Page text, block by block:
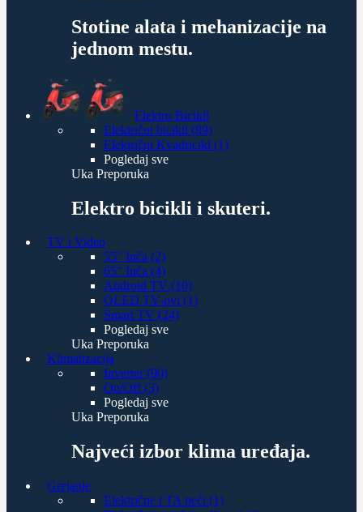
Stotine alata i mehanizacije na
jednom mestu.
Elektro Bicikli
Električni bicikli (89)
Električni Kvadricikl (1)
Pogledaj sve
Uka Preporuka
Elektro bicikli i skuteri.
TV i Video
55" Inča (2)
65" Inča (4)
Android TV (10)
OLED TV-ovi (1)
Smart TV (24)
Pogledaj sve
Uka Preporuka
Klimatizacija
Inverter (90)
On/Off (3)
Pogledaj sve
Uka Preporuka
Najveći izbor klima uređaja.
Grejanje
Električne i TA peći (1)